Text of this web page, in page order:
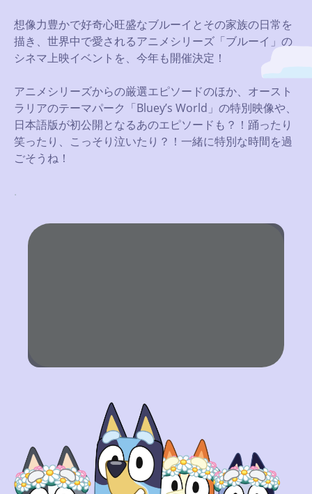
想像力豊かで好奇心旺盛なブルーイとその家族の日常を
描き、世界中で愛されるアニメシリーズ「ブルーイ」の
シネマ上映イベントを、今年も開催決定！
アニメシリーズからの厳選エピソードのほか、オースト
ラリアのテーマパーク「Bluey’s World」の特別映像や、
日本語版が初公開となるあのエピソードも？！踊ったり
笑ったり、こっそり泣いたり？！一緒に特別な時間を過
ごそうね！
.